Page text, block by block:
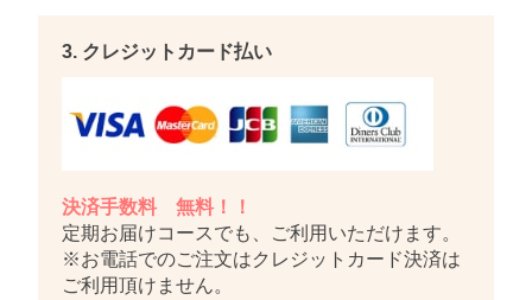
3. クレジットカード払い
決済手数料 無料！！
定期お届けコースでも、ご利用いただけます。
※お電話でのご注文はクレジットカード決済は
ご利用頂けません。